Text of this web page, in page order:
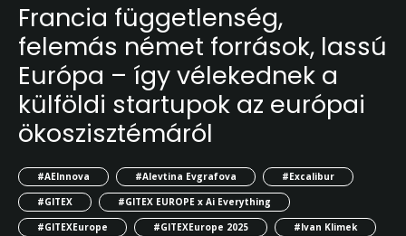
Francia függetlenség,
felemás német források, lassú
Európa – így vélekednek a
külföldi startupok az európai
ökoszisztémáról
#AEInnova #Alevtina Evgrafova
#Excalibur
#GITEX
#GITEX EUROPE x Ai Everything
#GITEXEurope
#GITEXEurope 2025
#Ivan Klimek